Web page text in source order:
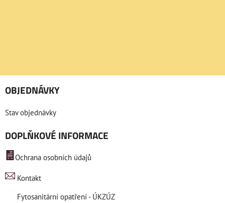
OBJEDNÁVKY
Stav objednávky
DOPLŇKOVÉ INFORMACE
Ochrana osobních údajů
Kontakt
Fytosanitární opatření - ÚKZÚZ